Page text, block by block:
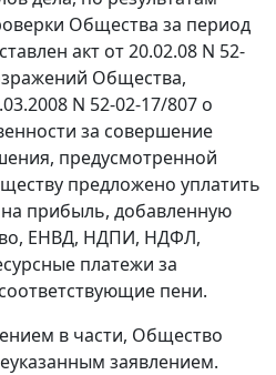
Общества за период
акт от 20.02.08 N 52-
Общества,
N 52-02-17/807 о
за совершение
предусмотренной
предложено уплатить
прибыль, добавленную
ЕНВД, НДПИ, НДФЛ,
платежи за
пени.
в части, Общество
заявлением.